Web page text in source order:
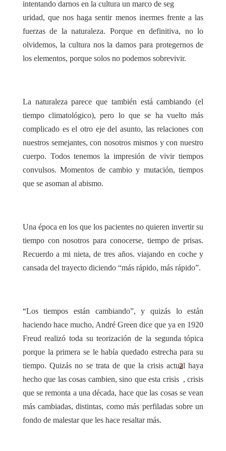
intentando darnos en la cultura un marco de seg
uridad, que nos haga sentir menos inermes frente a las
fuerzas de la naturaleza. Porque en definitiva, no lo
olvidemos, la cultura nos la damos para protegernos de
los elementos, porque solos no podemos sobrevivir.
La naturaleza parece que también está cambiando (el
tiempo climatológico), pero lo que se ha vuelto más
complicado es el otro eje del asunto, las relaciones con
nuestros semejantes, con nosotros mismos y con nuestro
cuerpo. Todos tenemos la impresión de vivir tiempos
convulsos. Momentos de cambio y mutación, tiempos
que se asoman al abismo.
Una época en los que los pacientes no quieren invertir su
tiempo con nosotros para conocerse, tiempo de prisas.
Recuerdo a mi nieta, de tres años. viajando en coche y
cansada del trayecto diciendo “más rápido, más rápido”.
“Los tiempos están cambiando”, y quizás lo están
haciendo hace mucho, André Green dice que ya en 1920
Freud realizó toda su teorización de la segunda tópica
porque la primera se le había quedado estrecha para su
tiempo. Quizás no se trata de que la crisis actual haya
hecho que las cosas cambien, sino que esta crisis
2
, crisis
que se remonta a una década, hace que las cosas se vean
más cambiadas, distintas, como más perfiladas sobre un
fondo de malestar que les hace resaltar más.